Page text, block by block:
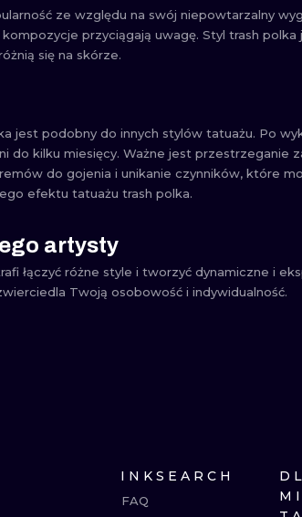
ze względu na swój niepowtarzalny
przyciągają uwagę. Styl trash
się na skórze.
jest podobny do innych stylów tatuażu. Po
do kilku miesięcy. Ważne jest przestrzeganie
do gojenia i unikanie czynników, które
efektu tatuażu trash polka.
artysty
łączyć różne style i tworzyć dynamiczne i
Twoją osobowość i indywidualność.
INKSEARCH
FAQ